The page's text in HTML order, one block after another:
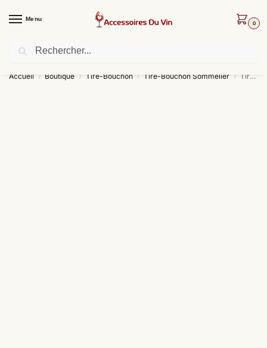
Menu
0
Livraison offerte dès 30 € d’achat !
Accueil / Boutique / Tire-Bouchon / Tire-Bouchon Sommelier / Tire-Bouchon Sommelier Platine